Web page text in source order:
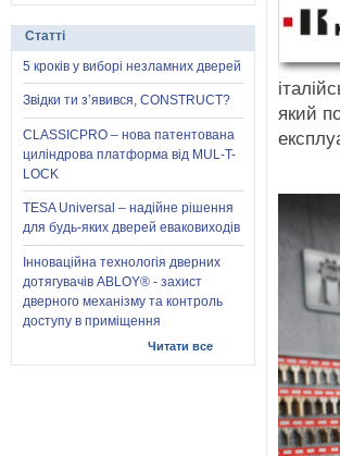
який
Статті
5 кроків у виборі незламних дверей
Звідки ти з’явився, CONSTRUCT?
CLASSICPRO – нова патентована
циліндрова платформа від MUL-T-
LOCK
TESA Universal – надійне рішення
для будь-яких дверей еваковиходів
Інноваційна технологія дверних
дотягувачів ABLOY® - захист
дверного механізму та контроль
доступу в приміщення
Читати все